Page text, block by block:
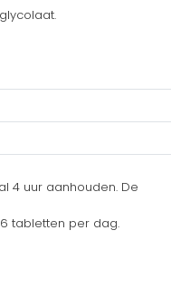
4 uur aanhouden. De
tabletten per dag.